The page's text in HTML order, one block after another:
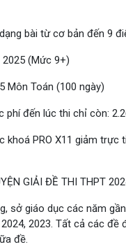
bài từ cơ bản đến 9
(Mức 9+)
Môn Toán (100 ngày)
đến lúc thi chỉ còn:
PRO X11 giảm trực
GIẢI ĐỀ THI THPT
sở giáo dục các năm
2023. Tất cả các đề
đề.